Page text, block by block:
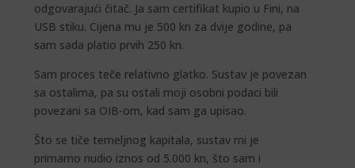
odgovarajući čitač. Ja sam certifikat kupio u Fini, na
USB stiku. Cijena mu je 500 kn za dvije godine, pa
sam sada platio prvih 250 kn.
Sam proces teče relativno glatko. Sustav je povezan
sa ostalima, pa su ostali moji osobni podaci bili
povezani sa OIB-om, kad sam ga upisao.
Što se tiče temeljnog kapitala, sustav mi je
primarno nudio iznos od 5.000 kn, što sam i